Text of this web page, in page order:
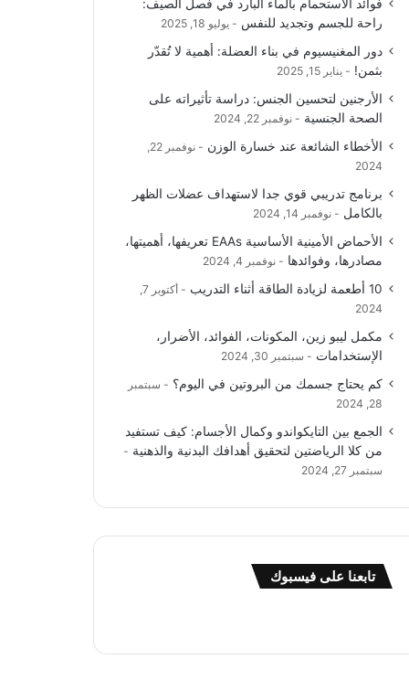
و
ك
T
u
b
e
ق
ر
ا
ا
ل
م
ع
R
فوائد الاستحمام بالماء البارد في فصل الصيف:
راحة للجسم وتجديد للنفس
يوليو 18, 2025
دور المغنيسيوم في بناء العضلة: أهمية لا تُقدّر
بثمن!
يناير 15, 2025
الأرجنين لتحسين الجنس: دراسة تأثيراته على
الصحة الجنسية
نوفمبر 22, 2024
الأخطاء الشائعة عند خسارة الوزن
نوفمبر 22,
2024
برنامج تدريبي قوي جدا لاستهداف عضلات الظهر
بالكامل
نوفمبر 14, 2024
الأحماض الأمينية الأساسية EAAs تعريفها، أهميتها،
مصادرها، وفوائدها
نوفمبر 4, 2024
10 أطعمة لزيادة الطاقة أثناء التدريب
أكتوبر 7,
2024
مكمل ليبو زين، المكونات، الفوائد، الأضرار،
الإستخدامات
سبتمبر 30, 2024
كم يحتاج جسمك من البروتين في اليوم؟
سبتمبر
28, 2024
الجمع بين التايكواندو وكمال الأجسام: كيف تستفيد
من كلا الرياضتين لتحقيق أهدافك البدنية والذهنية
سبتمبر 27, 2024
تابعنا على فيسبوك